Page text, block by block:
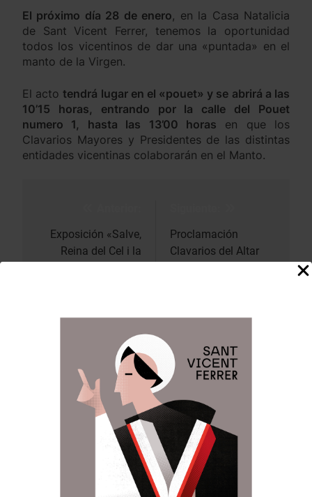
El próximo día 28 de enero, en la Casa Natalicia
de Sant Vicent Ferrer, tenemos la oportunidad
todos los vicentinos de dar una «puntada» en el
manto de la Virgen.
El actotendrá lugar en el «pouet» y se abrirá a las
10’15 horas, entrando por la calle del Pouet
numero 1, hasta las 13’00 horas en que los
Clavarios Mayores y Presidentes de las distintas
entidades vicentinas colaborarán en el Manto.
de
entradas
Exposición «Salve,
Reina del Cel i la
Proclamación
Clavarios del Altar
DEJA UNA RESPUESTA
Tu dirección de correo electrónico no será
Los campos obligatorios están
*